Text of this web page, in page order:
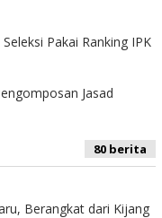
Pakai Ranking IPK
Jasad
80 berita
Berangkat dari Kijang